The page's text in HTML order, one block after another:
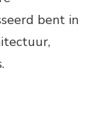
bent in